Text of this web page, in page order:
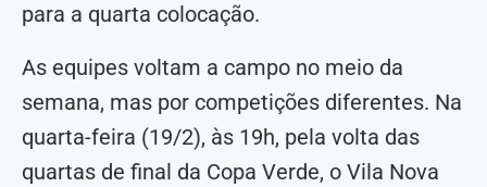
para a quarta colocação.
As equipes voltam a campo no meio da
semana, mas por competições diferentes. Na
quarta-feira (19/2), às 19h, pela volta das
quartas de final da Copa Verde, o Vila Nova